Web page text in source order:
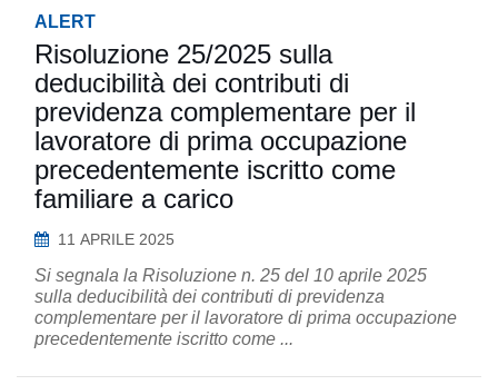
ALERT
Risoluzione 25/2025 sulla
deducibilità dei contributi di
previdenza complementare per il
lavoratore di prima occupazione
precedentemente iscritto come
familiare a carico
11 APRILE 2025
Si segnala la Risoluzione n. 25 del 10 aprile 2025
sulla deducibilità dei contributi di previdenza
complementare per il lavoratore di prima occupazione
precedentemente iscritto come ...